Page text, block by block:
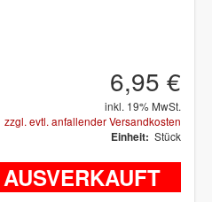
6,95 €
inkl. 19% MwSt.
zzgl. evtl. anfallender Versandkosten
Einheit: Stück
AUSVERKAUFT